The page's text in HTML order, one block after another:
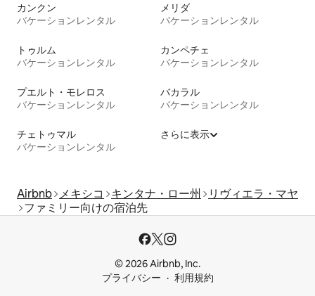
カンクン
バケーションレンタル
メリダ
バケーションレンタル
トゥルム
バケーションレンタル
カンペチェ
バケーションレンタル
プエルト・モレロス
バケーションレンタル
バカラル
バケーションレンタル
チェトゥマル
バケーションレンタル
さらに表示
Airbnb メキシコ キンタナ・ロー州
リヴィエラ・マヤ
ファミリー向けの宿泊先
© 2026 Airbnb, Inc.
プライバシー
利用規約